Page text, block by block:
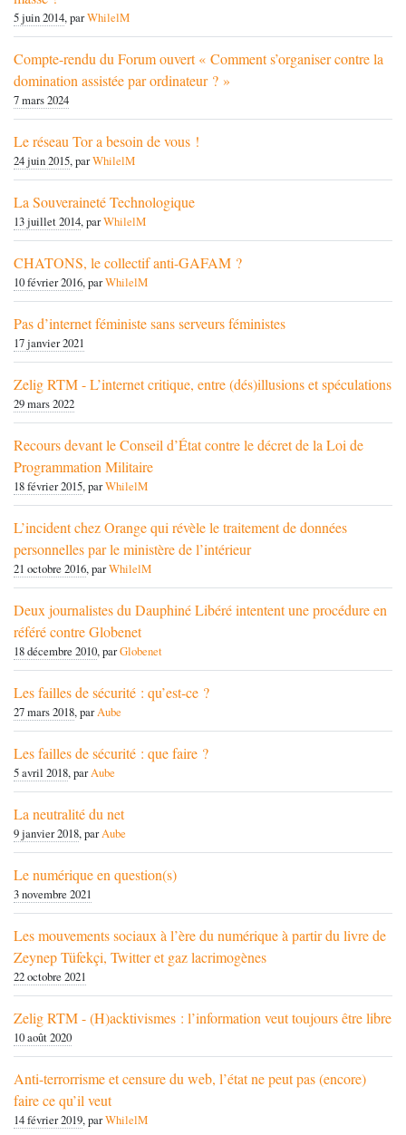
5 juin 2014, parWhilelM
Compte-rendu du Forum ouvert « Comment s’organiser contre la
domination assistée par ordinateur ? »
7 mars 2024
Le réseau Tor a besoin de vous !
24 juin 2015, parWhilelM
La Souveraineté Technologique
13 juillet 2014, parWhilelM
CHATONS, le collectif anti-GAFAM ?
10 février 2016, parWhilelM
Pas d’internet féministe sans serveurs féministes
17 janvier 2021
Zelig RTM - L’internet critique, entre (dés)illusions et spéculations
29 mars 2022
Recours devant le Conseil d’État contre le décret de la Loi de
Programmation Militaire
18 février 2015, parWhilelM
L’incident chez Orange qui révèle le traitement de données
personnelles par le ministère de l’intérieur
21 octobre 2016, parWhilelM
Deux journalistes du Dauphiné Libéré intentent une procédure en
référé contre Globenet
18 décembre 2010, parGlobenet
Les failles de sécurité : qu’est-ce ?
27 mars 2018, parAube
Les failles de sécurité : que faire ?
5 avril 2018, parAube
La neutralité du net
9 janvier 2018, parAube
Le numérique en question(s)
3 novembre 2021
Les mouvements sociaux à l’ère du numérique à partir du livre de
Zeynep Tüfekçi, Twitter et gaz lacrimogènes
22 octobre 2021
Zelig RTM - (H)acktivismes : l’information veut toujours être libre
10 août 2020
Anti-terrorrisme et censure du web, l’état ne peut pas (encore)
faire ce qu’il veut
14 février 2019, parWhilelM